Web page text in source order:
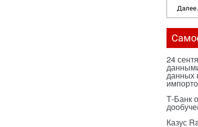
24
данных
Т-Банк
Казус